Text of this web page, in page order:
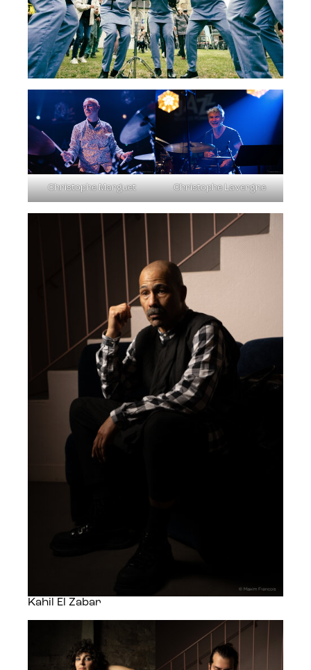
Christophe Marguet Christophe Lavergne
Kahil El Zabar